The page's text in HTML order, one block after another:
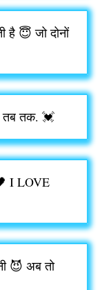
है 😇 जो दोनों
तब तक. 💓
I LOVE
😈 अब तो